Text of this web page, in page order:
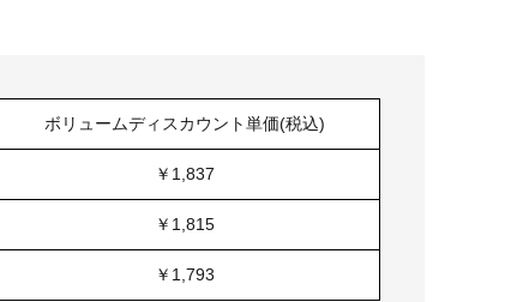
ボリュームディスカウント単価(税込)
￥1,837
￥1,815
￥1,793